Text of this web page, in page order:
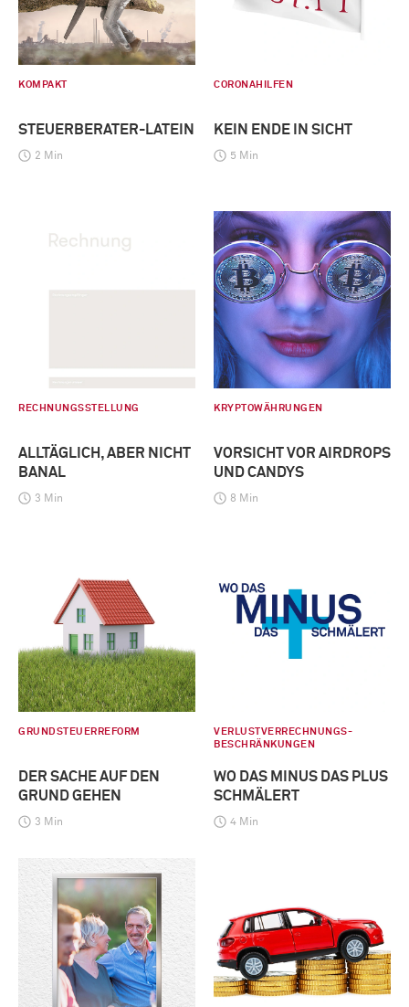
KOMPAKT
STEUERBERATER-LATEIN
2 Min
CORONAHILFEN
KEIN ENDE IN SICHT
5 Min
RECHNUNGSSTELLUNG
ALLTÄGLICH, ABER NICHT
BANAL
3 Min
KRYPTOWÄHRUNGEN
VORSICHT VOR AIRDROPS
UND CANDYS
8 Min
GRUNDSTEUERREFORM
DER SACHE AUF DEN
GRUND GEHEN
3 Min
VERLUSTVERRECHNUNGS-
BESCHRÄNKUNGEN
WO DAS MINUS DAS PLUS
SCHMÄLERT
4 Min